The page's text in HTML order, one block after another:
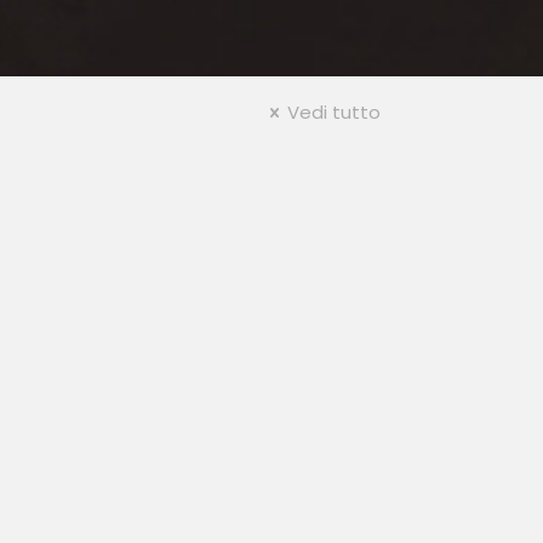
Vedi tutto